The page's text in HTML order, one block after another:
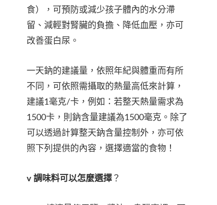
食），可預防或減少孩子體內的水分滯
留、減輕對腎臟的負擔、降低血壓，亦可
改善蛋白尿。
一天鈉的建議量，依照年紀與體重而有所
不同，可依照需攝取的熱量高低來計算，
建議1毫克/卡，例如：若整天熱量需求為
1500卡，則鈉含量建議為1500毫克。除了
可以透過計算整天鈉含量控制外，亦可依
照下列提供的內容，選擇適當的食物！
v 調味料可以怎麼選擇 ？